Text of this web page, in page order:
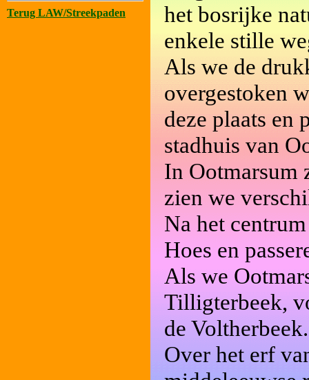
Terug LAW/Streekpaden
het bosrijke
enkele stille
Als we de
overgestoken
deze plaats en
stadhuis van
In Ootmarsum
zien we
Na het
Hoes en
Als we
Tilligterbeek,
de Voltherbeek.
Over het erf